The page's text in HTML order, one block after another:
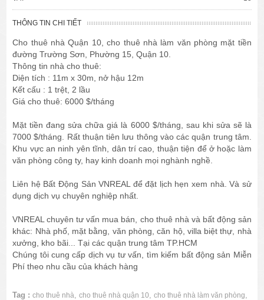
THÔNG TIN CHI TIẾT
Cho thuê nhà Quận 10, cho thuê nhà làm văn phòng mặt tiền
đường Trường Sơn, Phường 15, Quận 10.
Thông tin nhà cho thuê:
Diện tích : 11m x 30m, nở hậu 12m
Kết cấu : 1 trệt, 2 lầu
Giá cho thuê: 6000 $/tháng
Mặt tiền đang sửa chữa giá là 6000 $/tháng, sau khi sửa sẽ là
7000 $/tháng. Rất thuận tiên lưu thông vào các quận trung tâm.
Khu vực an ninh yên tĩnh, dân trí cao, thuận tiện để ở hoặc làm
văn phòng công ty, hay kinh doanh mọi nghành nghề.
Liên hệ Bất Động Sản VNREAL để đặt lịch hẹn xem nhà. Và sử
dụng dịch vụ chuyên nghiệp nhất.
VNREAL chuyên tư vấn mua bán, cho thuê nhà và bất động sản
khác: Nhà phố, mặt bằng, văn phòng, căn hộ, villa biệt thự, nhà
xưởng, kho bãi... Tại các quận trung tâm TP.HCM
Chúng tôi cung cấp dịch vụ tư vấn, tìm kiếm bất động sản Miễn
Phí theo nhu cầu của khách hàng
Tag : cho thuê nhà ,cho thuê nhà quận 10 ,cho thuê nhà làm văn phòng